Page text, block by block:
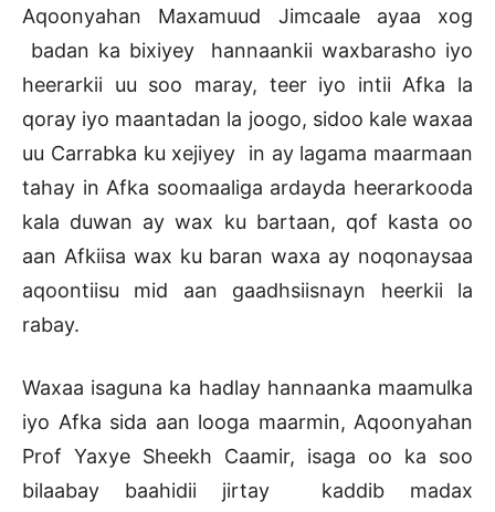
Aqoonyahan Maxamuud Jimcaale ayaa xog
badan ka bixiyey hannaankii waxbarasho iyo
heerarkii uu soo maray, teer iyo intii Afka la
qoray iyo maantadan la joogo, sidoo kale waxaa
uu Carrabka ku xejiyey in ay lagama maarmaan
tahay in Afka soomaaliga ardayda heerarkooda
kala duwan ay wax ku bartaan, qof kasta oo
aan Afkiisa wax ku baran waxa ay noqonaysaa
aqoontiisu mid aan gaadhsiisnayn heerkii la
rabay.
Waxaa isaguna ka hadlay hannaanka maamulka
iyo Afka sida aan looga maarmin, Aqoonyahan
Prof Yaxye Sheekh Caamir, isaga oo ka soo
bilaabay baahidii jirtay kaddib madax